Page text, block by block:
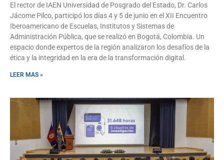
El rector de IAEN Universidad de Posgrado del Estado, Dr. Carlos
Jácome Pilco, participó los días 4 y 5 de junio en el XII Encuentro
Iberoamericano de Escuelas, Institutos y Sistemas de
Administración Pública, que se realizó en Bogotá, Colombia. Un
espacio donde expertos de la región analizaron los desafíos de la
ética y la integridad en la era de la transformación digital.
LEER MAS »